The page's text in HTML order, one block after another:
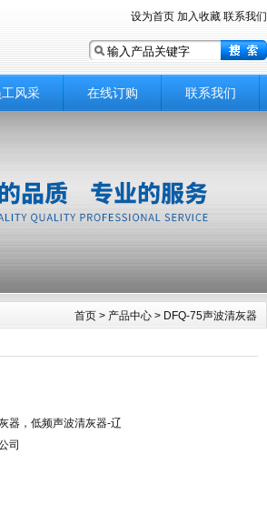
设为首页 加入收藏 联系我们
工风采 在线订购 联系我们
首页 > 产品中心 > DFQ-75声波清灰器
器，低频声波清灰器-辽
司